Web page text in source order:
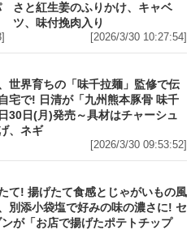
さと紅生姜のふりかけ、キャベ
ツ、味付挽肉入り
[2026/3/30 10:27:54]
世界育ちの「味千拉麺」監修で伝
宅で! 日清が「九州熊本豚骨 味千
30日(月)発売～具材はチャーシュ
、ネギ
[2026/3/30 09:53:52]
て! 揚げたて食感とじゃがいもの風
別添小袋塩で好みの味の濃さに! セ
ンが「お店で揚げたポテトチップ